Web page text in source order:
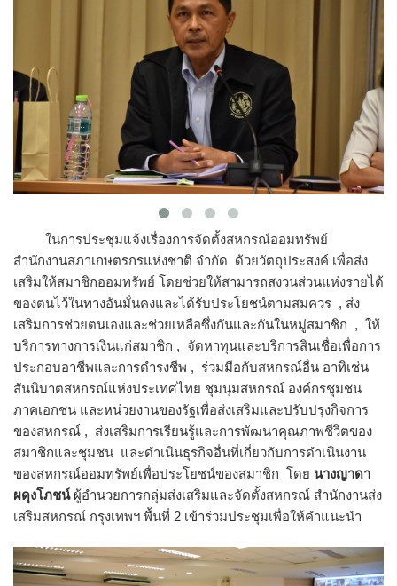
ในการประชุมแจ้งเรื่องการจัดตั้งสหกรณ์ออมทรัพย์
สำนักงานสภาเกษตรกรแห่งชาติ จำกัด ด้วยวัตถุประสงค์ เพื่อส่ง
เสริมให้สมาชิกออมทรัพย์ โดยช่วยให้สามารถสงวนส่วนแห่งรายได้
ของตนไว้ในทางอันมั่นคงและได้รับประโยชน์ตามสมควร , ส่ง
เสริมการช่วยตนเองและช่วยเหลือซึ่งกันและกันในหมู่สมาชิก , ให้
บริการทางการเงินแก่สมาชิก , จัดหาทุนและบริการสินเชื่อเพื่อการ
ประกอบอาชีพและการดำรงชีพ , ร่วมมือกับสหกรณ์อื่น อาทิเช่น
สันนิบาตสหกรณ์แห่งประเทศไทย ชุมนุมสหกรณ์ องค์กรชุมชน
ภาคเอกชน และหน่วยงานของรัฐเพื่อส่งเสริมและปรับปรุงกิจการ
ของสหกรณ์ , ส่งเสริมการเรียนรู้และการพัฒนาคุณภาพชีวิตของ
สมาชิกและชุมชน และดำเนินธุรกิจอื่นที่เกี่ยวกับการดำเนินงาน
ของสหกรณ์ออมทรัพย์เพื่อประโยชน์ของสมาชิก โดย นางญาดา
ผดุงโภชน์ผู้อำนวยการกลุ่มส่งเสริมและจัดตั้งสหกรณ์ สำนักงานส่ง
เสริมสหกรณ์ กรุงเทพฯ พื้นที่ 2 เข้าร่วมประชุมเพื่อให้คำแนะนำ